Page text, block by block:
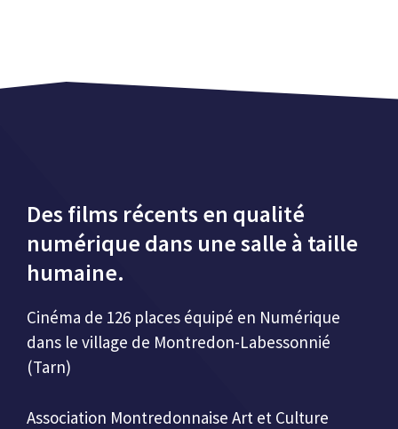
Des films récents en qualité
numérique dans une salle à taille
humaine.
Cinéma de 126 places équipé en Numérique
dans le village de Montredon-Labessonnié
(Tarn)
Association Montredonnaise Art et Culture